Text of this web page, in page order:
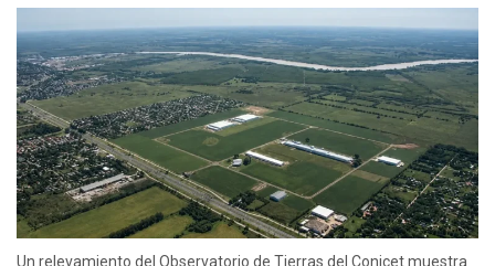
Un relevamiento del Observatorio de Tierras del Conicet muestra